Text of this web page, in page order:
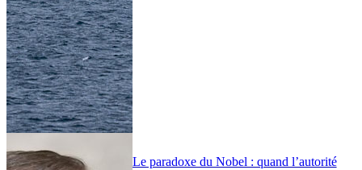
Le paradoxe du Nobel : quand l’autorité